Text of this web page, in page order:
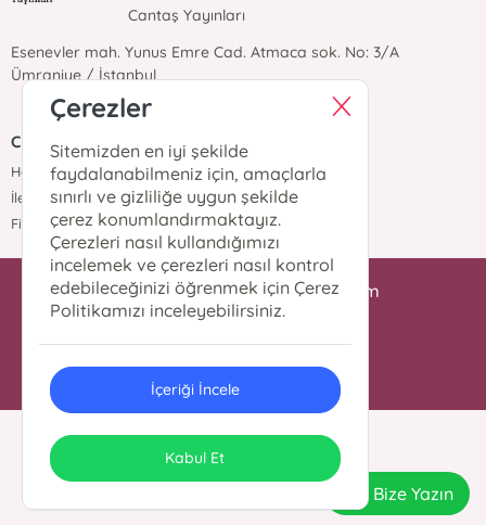
Cantaş Yayınları
Esenevler mah. Yunus Emre Cad. Atmaca sok. No: 3/A
Ümraniye / İstanbul
Cantaş Yayınları
Hakkımızda
İletişim
Fiyat Listesi
iletisim@cantasyayinlari.com
0 216 344 98 87
Tasarım & Uygulama
Bize Yazın
Çerezler
Sitemizden en iyi şekilde
faydalanabilmeniz için, amaçlarla
sınırlı ve gizliliğe uygun şekilde
çerez konumlandırmaktayız.
Çerezleri nasıl kullandığımızı
incelemek ve çerezleri nasıl kontrol
edebileceğinizi öğrenmek için Çerez
Politikamızı inceleyebilirsiniz.
İçeriği İncele
Kabul Et